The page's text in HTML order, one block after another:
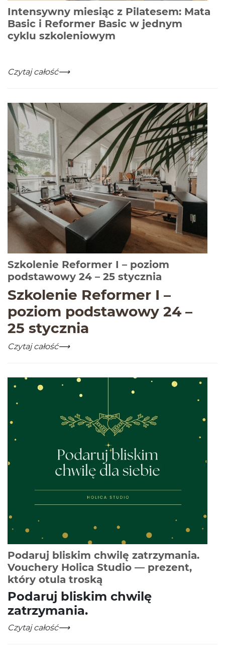
Intensywny miesiąc z Pilatesem: Mata
Basic i Reformer Basic w jednym
cyklu szkoleniowym
Intensywny miesiąc z Pilatesem: Mata Basic i
-Czytaj całość
Szkolenie Reformer I – poziom
podstawowy 24 – 25 stycznia
Szkole­nie Reformer I –
poziom pod­sta­wowy 24 –
25 stycznia
Szkolenie Reformer I – poziom podstawowy 24 – 25
-Czytaj całość
Podaruj bliskim chwilę zatrzymania.
Vouchery Holica Studio — prezent,
który otula troską
Podaruj bliskim chwilę
zatrzymania.
Podaruj bliskim chwilę zatrzymania. Vouchery
-Czytaj całość